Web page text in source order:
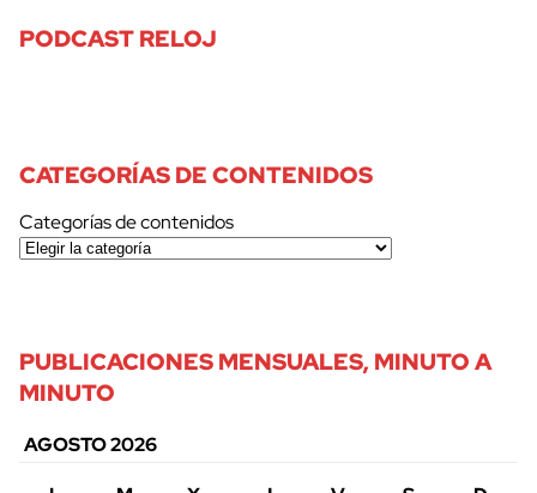
PODCAST RELOJ
CATEGORÍAS DE CONTENIDOS
Categorías de contenidos
PUBLICACIONES MENSUALES, MINUTO A
MINUTO
AGOSTO 2026